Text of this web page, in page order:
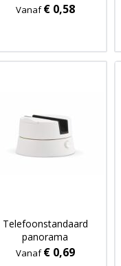
van gerecycled
Vanaf€ 0,58
Telefoonstandaard
panorama
Vanaf€ 0,69